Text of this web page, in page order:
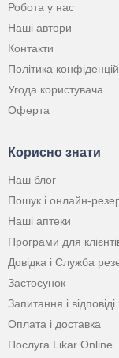
Робота у нас
Наші автори
Контакти
Політика
Угода користувача
Оферта
Корисно знати
Наш блог
Пошук і онлайн-
Наші аптеки
Програми для
Довідка і Служба
Застосунок
Запитання і відповіді
Оплата і доставка
Послуга Likar Online